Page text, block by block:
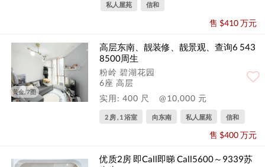
私人屋苑 信和
售 $410 万元
黄金, 7图
高层东南、靓装修、靓景观、查询6 543
8500周生
粉岭 碧湖花园
6座 高层
实用: 400 尺
@10,000 元
2 房 , 1 浴室 向东南 私人屋苑 信和
售 $400 万元
优质2房 即Call即睇 Call5600～9339苏